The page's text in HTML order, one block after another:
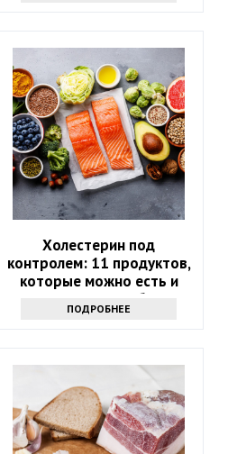
Холестерин под
контролем: 11 продуктов,
которые можно есть и
которых стоит избегать
ПОДРОБНЕЕ